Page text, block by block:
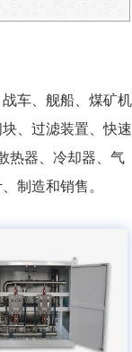
车、舰船、煤矿机
、过滤装置、快速
热器、冷却器、气
制造和销售。